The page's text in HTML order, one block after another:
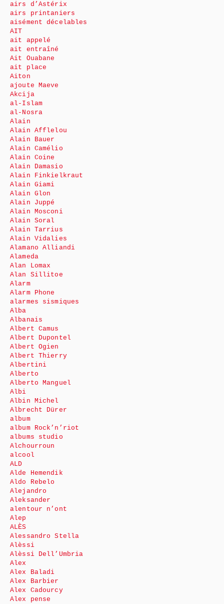
airs d’Astérix
airs printaniers
aisément décelables
AIT
ait appelé
ait entraîné
Ait Ouabane
ait place
Aiton
ajoute Maeve
Akcija
al-Islam
al-Nosra
Alain
Alain Afflelou
Alain Bauer
Alain Camélio
Alain Coine
Alain Damasio
Alain Finkielkraut
Alain Giami
Alain Glon
Alain Juppé
Alain Mosconi
Alain Soral
Alain Tarrius
Alain Vidalies
Alamano Alliandi
Alameda
Alan Lomax
Alan Sillitoe
Alarm
Alarm Phone
alarmes sismiques
Alba
Albanais
Albert Camus
Albert Dupontel
Albert Ogien
Albert Thierry
Albertini
Alberto
Alberto Manguel
Albi
Albin Michel
Albrecht Dürer
album
album Rock’n’riot
albums studio
Alchourroun
alcool
ALD
Alde Hemendik
Aldo Rebelo
Alejandro
Aleksander
alentour n’ont
Alep
ALÈS
Alessandro Stella
Alèssi
Alèssi Dell’Umbria
Alex
Alex Baladi
Alex Barbier
Alex Cadourcy
Alex pense